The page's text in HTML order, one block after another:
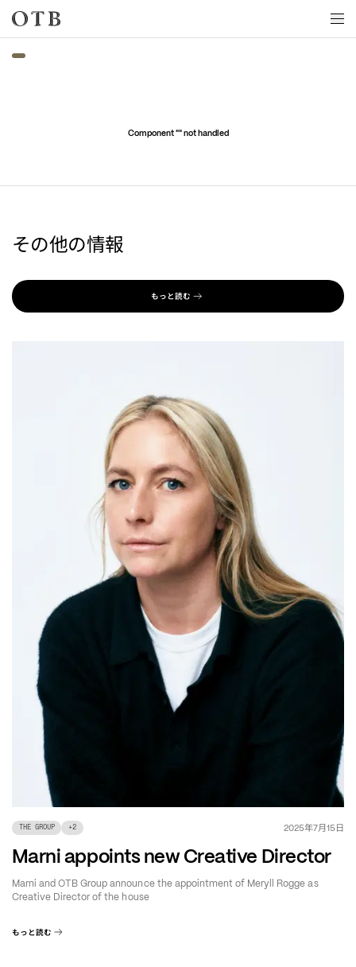
Skip to main content
Component "" not handled
その他の情報
もっと読む
THE GROUP +2 2025年7月15日
Marni appoints new Creative Director
Marni and OTB Group announce the appointment of Meryll Rogge as
Creative Director of the house
もっと読む